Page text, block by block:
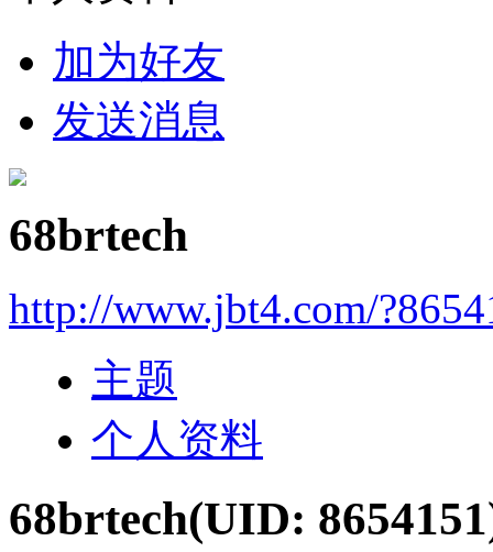
加为好友
发送消息
68brtech
http://www.jbt4.com/
主题
个人资料
68brtech(UID: